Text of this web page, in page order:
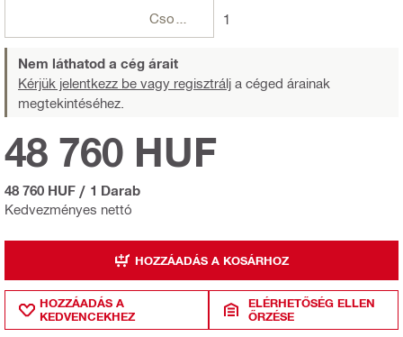
1
Nem láthatod a cég árait
Kérjük jelentkezz be vagy regisztrálj a céged árainak
megtekintéséhez.
Kedvezményes nettó
48 760 HUF
48 760 HUF / 1 Darab
HOZZÁADÁS A KOSÁRHOZ
HOZZÁADÁS A
KEDVENCEKHEZ
ELÉRHETŐSÉG ELLEN
ŐRZÉSE